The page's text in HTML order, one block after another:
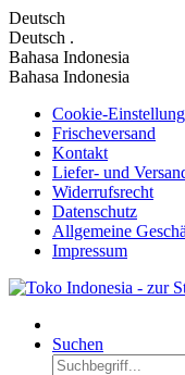
Deutsch
Deutsch .
Bahasa Indonesia
Bahasa Indonesia
Cookie-
Frischeversand
Kontakt
Liefer- und
Widerrufsrecht
Datenschutz
Allgemeine
Impressum
Suchen